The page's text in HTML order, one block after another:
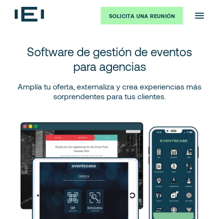
SOLICITA UNA REUNIÓN
Software de gestión de eventos
para agencias
Amplía tu oferta, externaliza y crea experiencias más
sorprendentes para tus clientes.